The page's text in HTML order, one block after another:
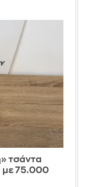
τσάντα
με 75.000